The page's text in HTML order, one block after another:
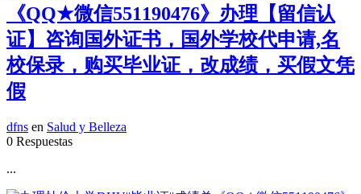
《QQ★微信551190476》办理【留信认
证】咨询国外证书，国外学校代申请,名
校保录，购买毕业证，改成绩，买假文凭
假
dfns en Salud y Belleza
0 Respuestas
...